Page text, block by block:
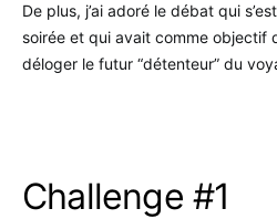
De plus, j’ai adoré le débat qui
soirée et qui avait comme objectif
déloger le futur “détenteur” du
Challenge #1